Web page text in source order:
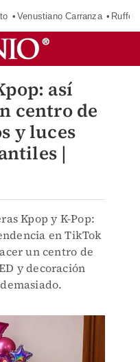
Venustiano Carranza Ruffo
así
centro de
y luces
|
Kpop y K-Pop:
en TikTok
un centro de
y decoración